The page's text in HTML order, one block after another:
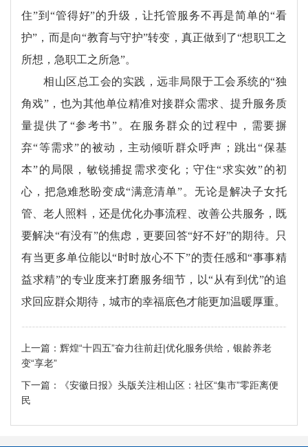
住”到“管得好”的升级，让托管服务不再是简单的“看
护”，而是向“教育与守护”转变，真正做到了“想职工之
所想，急职工之所急”。
相山区总工会的实践，远非局限于工会系统的“独
角戏”，也为其他单位精准对接群众需求、提升服务质
量提供了“参考书”。在服务群众的过程中，需要摒
弃“等需求”的被动，主动倾听群众呼声；跳出“保基
本”的局限，敏锐捕捉需求变化；守住“求实效”的初
心，把急难愁盼变成“满意清单”。无论是解决子女托
管、老人照料，还是优化办事流程、改善公共服务，既
要解决“有没有”的焦虑，更要回答“好不好”的期待。只
有当更多单位能以“时时放心不下”的责任感和“事事精
益求精”的专业度来打磨服务细节，以“从有到优”的追
求回应群众期待，城市的幸福底色才能更加温暖厚重。
上一篇： 辉煌“十四五”奋力往前赶|优化服务供给，银龄养老
变“享老”
下一篇：
《安徽日报》头版关注相山区：社区“集市”零距离便
民